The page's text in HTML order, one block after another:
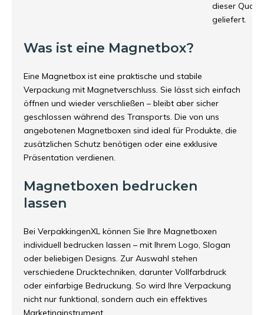
dieser
geliefert.
Was ist eine Magnetbox?
Eine Magnetbox ist eine praktische und stabile
Verpackung mit Magnetverschluss. Sie lässt sich einfach
öffnen und wieder verschließen – bleibt aber sicher
geschlossen während des Transports. Die von uns
angebotenen Magnetboxen sind ideal für Produkte, die
zusätzlichen Schutz benötigen oder eine exklusive
Präsentation verdienen.
Magnetboxen bedrucken
lassen
Bei VerpakkingenXL können Sie Ihre Magnetboxen
individuell bedrucken lassen – mit Ihrem Logo, Slogan
oder beliebigen Designs. Zur Auswahl stehen
verschiedene Drucktechniken, darunter Vollfarbdruck
oder einfarbige Bedruckung. So wird Ihre Verpackung
nicht nur funktional, sondern auch ein effektives
Marketinginstrument.